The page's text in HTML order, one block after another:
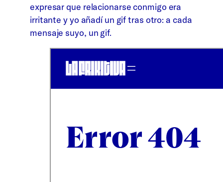
expresar que relacionarse conmigo era
irritante y yo añadí un gif tras otro: a cada
mensaje suyo, un gif.